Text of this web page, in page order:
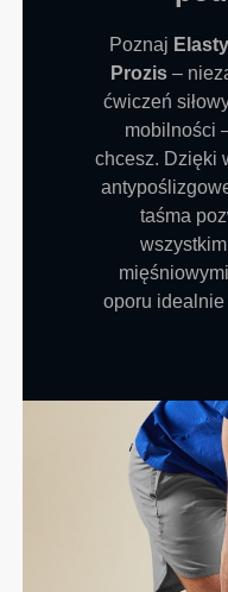
Poznaj
Prozis –
ćwiczeń
mobilności
chcesz. Dzięki
taśma
oporu